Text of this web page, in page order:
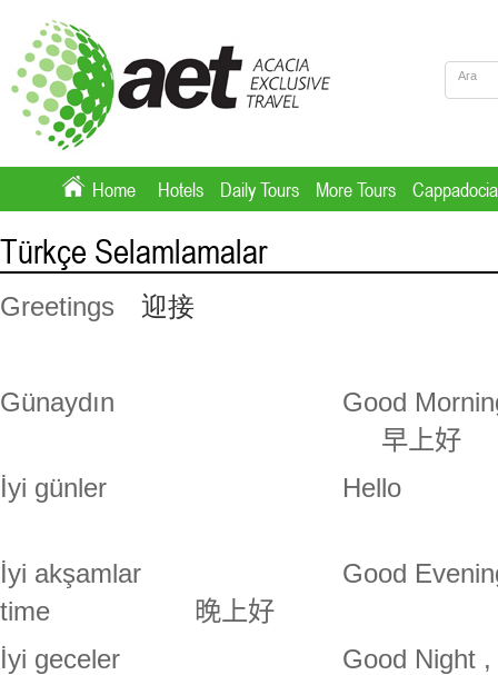
Home Hotels Daily Tours More Tours
Türkçe Selamlamalar
Greetings 迎接
Günaydın
Good
早上好
İyi günler
Hello
İyi akşamlar
Good
time
晚上好
İyi geceler
Good Night ,